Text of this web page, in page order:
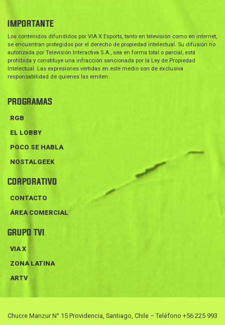
IMPORTANTE
Los contenidos difundidos por VIA X Esports, tanto en televisión como en internet,
se encuentran protegidos por el derecho de propiedad intelectual. Su difusión no
autorizada por Televisión Interactiva S.A., sea en forma total o parcial, está
prohibida y constituye una infracción sancionada por la Ley de Propiedad
Intelectual. Las expresiones vertidas en este medio son de exclusiva
responsabilidad de quienes las emiten.
PROGRAMAS
RGB
EL LOBBY
POCO SE HABLA
NOSTALGEEK
CORPORATIVO
CONTACTO
ÁREA COMERCIAL
GRUPO TVI
VIA X
ZONA LATINA
ARTV
Chucre Manzur N° 15 Providencia, Santiago, Chile – Teléfono +56 225 993